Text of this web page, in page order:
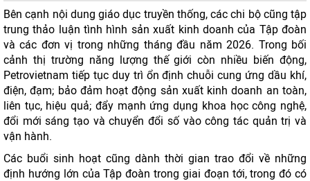
Bên cạnh nội dung giáo dục truyền thống, các chi bộ cũng tập
trung thảo luận tình hình sản xuất kinh doanh của Tập đoàn
và các đơn vị trong những tháng đầu năm 2026. Trong bối
cảnh thị trường năng lượng thế giới còn nhiều biến động,
Petrovietnam tiếp tục duy trì ổn định chuỗi cung ứng dầu khí,
điện, đạm; bảo đảm hoạt động sản xuất kinh doanh an toàn,
liên tục, hiệu quả; đẩy mạnh ứng dụng khoa học công nghệ,
đổi mới sáng tạo và chuyển đổi số vào công tác quản trị và
vận hành.
Các buổi sinh hoạt cũng dành thời gian trao đổi về những
định hướng lớn của Tập đoàn trong giai đoạn tới, trong đó có